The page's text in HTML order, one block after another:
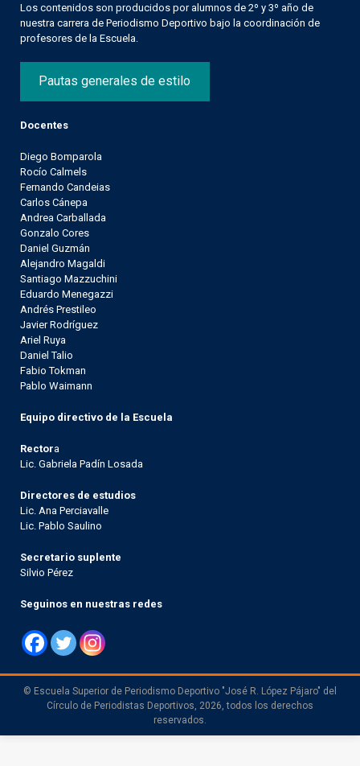
Los contenidos son producidos por alumnos de 2º y 3º año de
nuestra carrera de Periodismo Deportivo bajo la coordinación de
profesores de la Escuela.
Pautas generales de estilo
Docentes
Diego Bomparola
Rocío Calmels
Fernando Candeias
Carlos Cánepa
Andrea Carballada
Gonzalo Cores
Daniel Guzmán
Alejandro Magaldi
Santiago Mazzuchini
Eduardo Menegazzi
Andrés Prestileo
Javier Rodríguez
Ariel Ruya
Daniel Talio
Fabio Tokman
Pablo Waimann
Equipo directivo de la Escuela
Rectora
Lic. Gabriela Padín Losada
Directores de estudios
Lic. Ana Perciavalle
Lic. Pablo Saulino
Secretario suplente
Silvio Pérez
Seguinos en nuestras redes
© Escuela Superior de Periodismo Deportivo "José R. López Pájaro" del
Círculo de Periodistas Deportivos, 2026, todos los derechos
reservados.